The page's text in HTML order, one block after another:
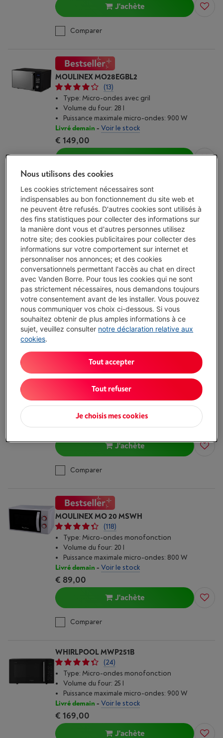
J'achète
Comparer
MOULINEX MO28EGBL2
(13)
Type: Micro-ondes avec gril
Volume du four: 28 l
Puissance maximale micro-ondes: 900 W
Livré demain - Voir le stock
€ 149,00
J'achète
MOULINEX MO32ECSL WITH CROUSTY
(29)
Type: Micro-ondes combiné
Volume du four: 32 l
Puissance maximale micro-ondes: 1000 W
Livré demain - Voir le stock
€ 199,00
J'achète
Comparer
WHIRLPOOL MCP 349 SL CHEFPLUS
(38)
Type: Micro-ondes combiné
Puissance maximale micro-ondes: 800 W
Disponible-Voir le stock
€ 249,00
J'achète
Comparer
MOULINEX MO 20 MSWH
(118)
Type: Micro-ondes monofonction
Volume du four: 20 l
Puissance maximale micro-ondes: 800 W
Livré demain - Voir le stock
€ 89,00
J'achète
Comparer
WHIRLPOOL MWP251B
(24)
Type: Micro-ondes monofonction
Volume du four: 25 l
Puissance maximale micro-ondes: 900 W
Livré demain - Voir le stock
€ 169,00
J'achète
Nous utilisons des cookies
Les cookies strictement nécessaires sont
indispensables au bon fonctionnement du site web et
ne peuvent être refusés. D'autres cookies sont utilisés à
des fins statistiques pour collecter des informations sur
la manière dont vous et d'autres personnes utilisez
notre site; des cookies publicitaires pour collecter des
informations sur votre comportement sur internet et
personnaliser nos annonces; et des cookies
conversationnels permettant l'accès au chat en direct
avec Vanden Borre. Pour tous les cookies qui ne sont
pas strictement nécessaires, nous demandons toujours
votre consentement avant de les installer. Vous pouvez
nous communiquer vos choix ci-dessous. Si vous
souhaitez obtenir de plus amples informations à ce
sujet, veuillez consulter notre déclaration relative aux
cookies.
Je choisis mes cookies
Tout refuser
Tout accepter